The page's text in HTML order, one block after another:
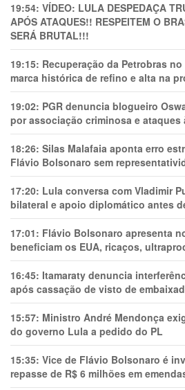
19:54: VÍDEO: LULA DESPEDAÇA
APÓS ATAQUES!! RESPEITEM O
SERÁ BRUTAL!!!
19:15: Recuperação da Petrobras
marca histórica de refino e alta na
19:02: PGR denuncia blogueiro
por associação criminosa e ataques
18:26: Silas Malafaia aponta erro
Flávio Bolsonaro sem
17:20: Lula conversa com Vladimir
bilateral e apoio diplomático antes
17:01: Flávio Bolsonaro apresenta
beneficiam os EUA, ricaços,
16:45: Itamaraty denuncia
após cassação de visto de
15:57: Ministro André Mendonça
do governo Lula a pedido do PL
15:35: Vice de Flávio Bolsonaro é
repasse de R$ 6 milhões em